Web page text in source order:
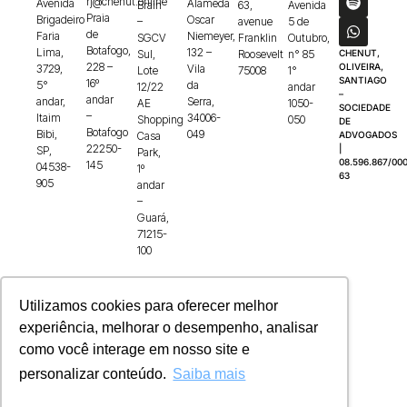
Utilizamos cookies para oferecer melhor
experiência, melhorar o desempenho, analisar
como você interage em nosso site e
personalizar conteúdo. Saiba mais
Avenida
Brigadeiro
Faria
Lima,
3729,
5°
andar,
Itaim
Bibi,
SP,
04538-
905
Praia
de
Botafogo,
228 –
16º
andar
–
Botafogo
22250-
145
Brain
–
SGCV
Sul,
Lote
12/22
AE
Shopping
Casa
Park,
1º
andar
–
Guará,
71215-
100
Alameda
Oscar
Niemeyer,
132 –
Vila
da
Serra,
34006-
049
63,
avenue
Franklin
Roosevelt
75008
Avenida
5 de
Outubro,
n° 85
1°
andar
1050-
050
CHENUT,
OLIVEIRA,
SANTIAGO
–
SOCIEDADE
DE
ADVOGADOS
08.596.867/
63